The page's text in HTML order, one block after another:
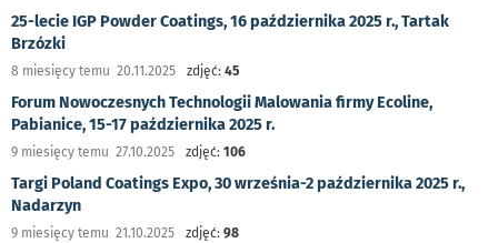
25-lecie IGP Powder Coatings, 16 października 2025 r., Tartak
Brzózki
8 miesięcy temu 20.11.2025 zdjęć: 45
Forum Nowoczesnych Technologii Malowania firmy Ecoline,
Pabianice, 15-17 października 2025 r.
9 miesięcy temu 27.10.2025 zdjęć: 106
Targi Poland Coatings Expo, 30 września-2 października 2025 r.,
Nadarzyn
9 miesięcy temu 21.10.2025 zdjęć: 98